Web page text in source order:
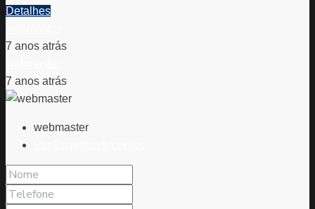
Detalhes
7 anos atrás
7 anos atrás
webmaster